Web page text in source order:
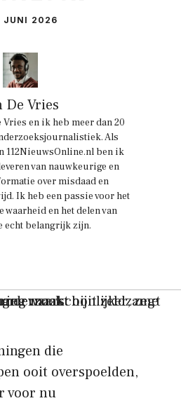
JUNI 2026
De Vries
en ik heb meer dan 20
Als
112NieuwsOnline.nl ben ik
van nauwkeurige en
over misdaad en
Ik heb een passie voor het
waarheid en het delen van
echt belangrijk zijn.
die
ooit overspoelden,
voor nu